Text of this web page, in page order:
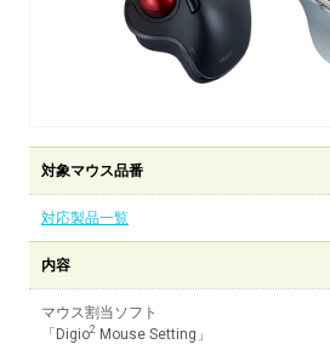
対象マウス品番
対応製品一覧
内容
マウス割当ソフト
「Digio2 Mouse Setting」